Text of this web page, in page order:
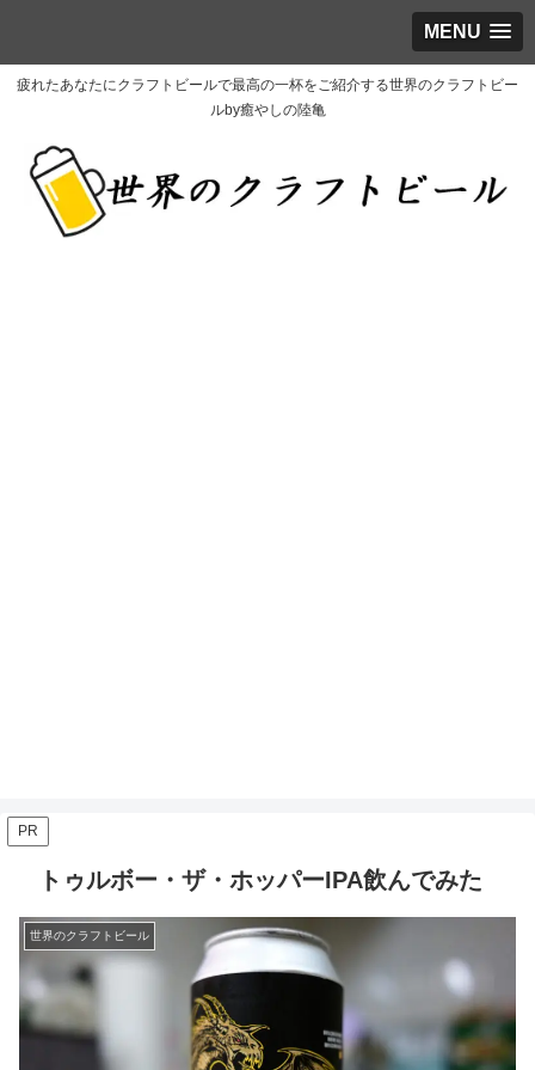
MENU
疲れたあなたにクラフトビールで最高の一杯をご紹介する世界のクラフトビー
ルby癒やしの陸亀
PR
トゥルボー・ザ・ホッパーIPA飲んでみた
世界のクラフトビール